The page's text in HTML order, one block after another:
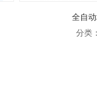
全自
分类